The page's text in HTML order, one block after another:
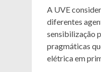
A UVE
diferentes
sensibilização
pragmáticas
elétrica em